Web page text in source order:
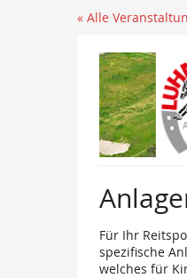
« Alle
Für Ihr
spezifische
welches für